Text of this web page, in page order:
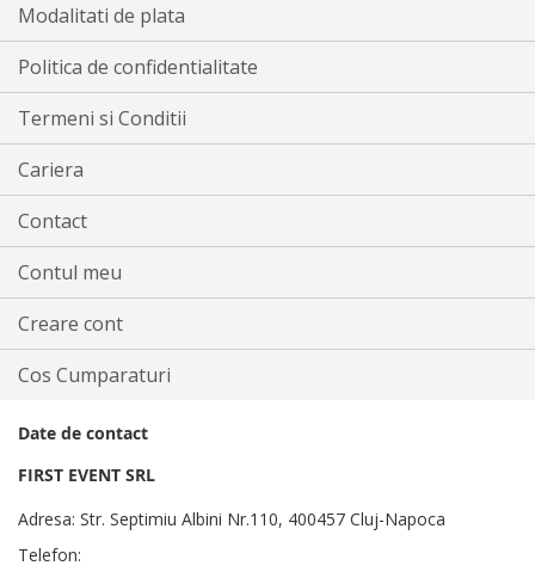
Modalitati de plata
Politica de confidentialitate
Termeni si Conditii
Cariera
Contact
Contul meu
Creare cont
Cos Cumparaturi
Date de contact
FIRST EVENT SRL
Adresa: Str. Septimiu Albini Nr.110, 400457 Cluj-Napoca
Telefon: